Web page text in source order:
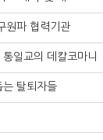
원파 협력기관
일교의 데칼코마니
는 탈퇴자들